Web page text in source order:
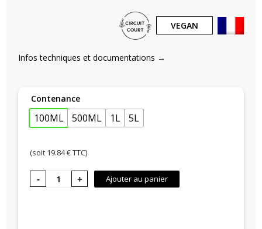
VEGAN
Infos techniques et documentations →
Contenance
100ML 500ML 1L 5L
(soit 19.84€ TTC)
quantité
de RED
Ajouter au panier